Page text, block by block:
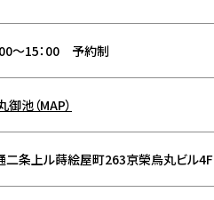
～15：00 予約制
池（MAP）
二条上ル蒔絵屋町263京榮烏丸ビル4F